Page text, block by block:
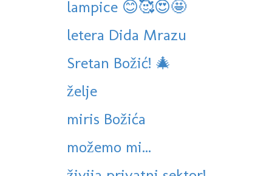
lampice 😊🥰😍🤩
letera Dida Mrazu
Sretan Božić! 🎄
želje
miris Božića
možemo mi...